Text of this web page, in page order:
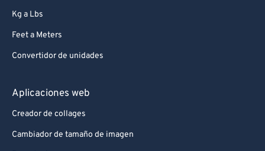
Kg a Lbs
Feet a Meters
Convertidor de unidades
Aplicaciones web
Creador de collages
Cambiador de tamaño de imagen